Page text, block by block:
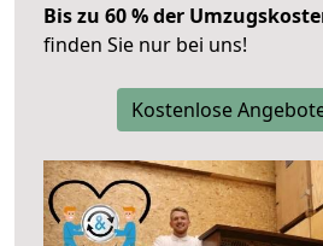
Bis zu 60 % der
finden Sie nur bei uns!
Kostenlose